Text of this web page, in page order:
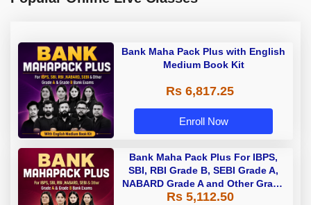
Bank Maha Pack Plus with English
Medium Book Kit
Rs 6,817.25
Enroll Now
Bank Maha Pack Plus For IBPS,
SBI, RBI Grade B, SEBI Grade A,
NABARD Grade A and Other Grade
A & Grade B Bank Exams
Rs 5,112.50